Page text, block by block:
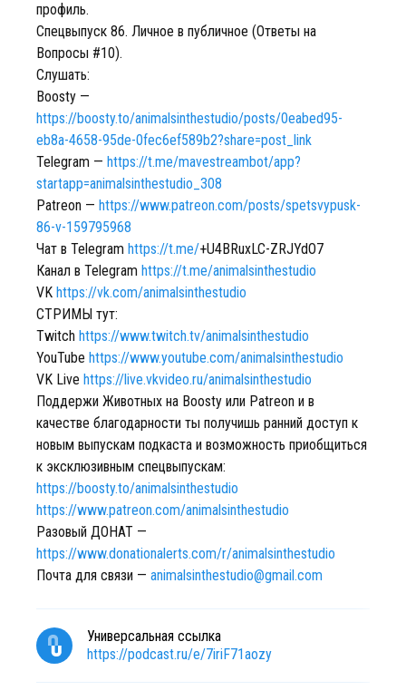
профиль.
Спецвыпуск 86. Личное в публичное (Ответы на
Вопросы #10).
Слушать:
Boosty —
https://boosty.to/animalsinthestudio/posts/0eabed95-
eb8a-4658-95de-0fec6ef589b2?share=post_link
Telegram — https://t.me/mavestreambot/app?
startapp=animalsinthestudio_308
Patreon — https://www.patreon.com/posts/spetsvypusk-
86-v-159795968
Чат в Telegram https://t.me/+U4BRuxLC-ZRJYdO7
Канал в Telegram https://t.me/animalsinthestudio
VK https://vk.com/animalsinthestudio
СТРИМЫ тут:
Twitch https://www.twitch.tv/animalsinthestudio
YouTube https://www.youtube.com/animalsinthestudio
VK Live https://live.vkvideo.ru/animalsinthestudio
Поддержи Животных на Boosty или Patreon и в
качестве благодарности ты получишь ранний доступ к
новым выпускам подкаста и возможность приобщиться
к эксклюзивным спецвыпускам:
https://boosty.to/animalsinthestudio
https://www.patreon.com/animalsinthestudio
Разовый ДОНАТ —
https://www.donationalerts.com/r/animalsinthestudio
Почта для связи — animalsinthestudio@gmail.com
Универсальная ссылка
https://podcast.ru/e/7iriF71aozy